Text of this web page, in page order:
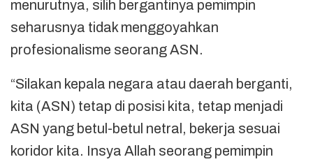
menurutnya, silih bergantinya pemimpin
seharusnya tidak menggoyahkan
profesionalisme seorang ASN.
“Silakan kepala negara atau daerah berganti,
kita (ASN) tetap di posisi kita, tetap menjadi
ASN yang betul-betul netral, bekerja sesuai
koridor kita. Insya Allah seorang pemimpin